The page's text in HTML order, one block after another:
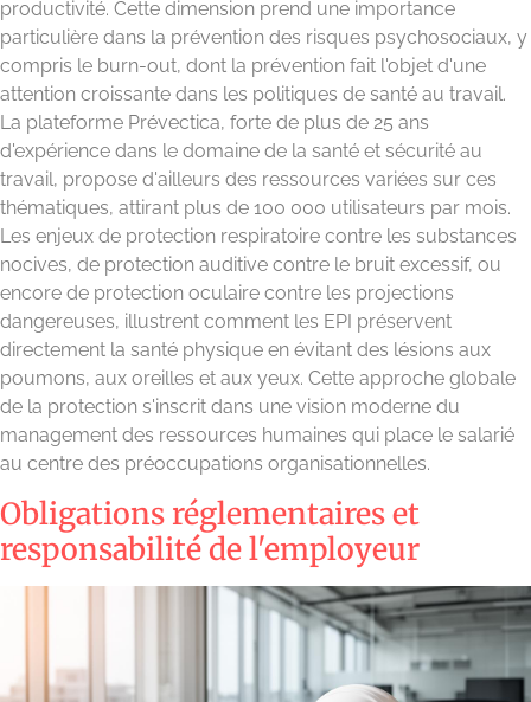
productivité. Cette dimension prend une importance
particulière dans la prévention des risques psychosociaux, y
compris le burn-out, dont la prévention fait l'objet d'une
attention croissante dans les politiques de santé au travail.
La plateforme Prévectica, forte de plus de 25 ans
d'expérience dans le domaine de la santé et sécurité au
travail, propose d'ailleurs des ressources variées sur ces
thématiques, attirant plus de 100 000 utilisateurs par mois.
Les enjeux de protection respiratoire contre les substances
nocives, de protection auditive contre le bruit excessif, ou
encore de protection oculaire contre les projections
dangereuses, illustrent comment les EPI préservent
directement la santé physique en évitant des lésions aux
poumons, aux oreilles et aux yeux. Cette approche globale
de la protection s'inscrit dans une vision moderne du
management des ressources humaines qui place le salarié
au centre des préoccupations organisationnelles.
Obligations réglementaires et
responsabilité de l'employeur